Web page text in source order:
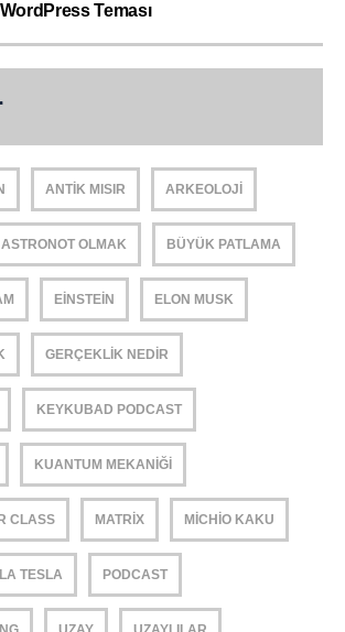
Teması
ANTIK MISIR ARKEOLOJI
ASTRONOT OLMAK BÜYÜK PATLAMA
EINSTEIN ELON MUSK
GERÇEKLIK NEDIR
KEYKUBAD PODCAST
KUANTUM MEKANIĞI
CLASS MATRIX MICHIO KAKU
TESLA PODCAST